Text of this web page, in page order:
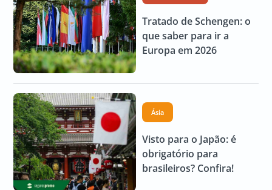
Tratado de Schengen: o
que saber para ir a
Europa em 2026
Ásia
Visto para o Japão: é
obrigatório para
brasileiros? Confira!